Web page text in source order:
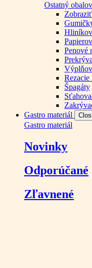
Ostatný
Penové
Rezacie
Špagáty
Gastro materiál
Gastro materiál
Novinky
Odporúčané
Zľavnené